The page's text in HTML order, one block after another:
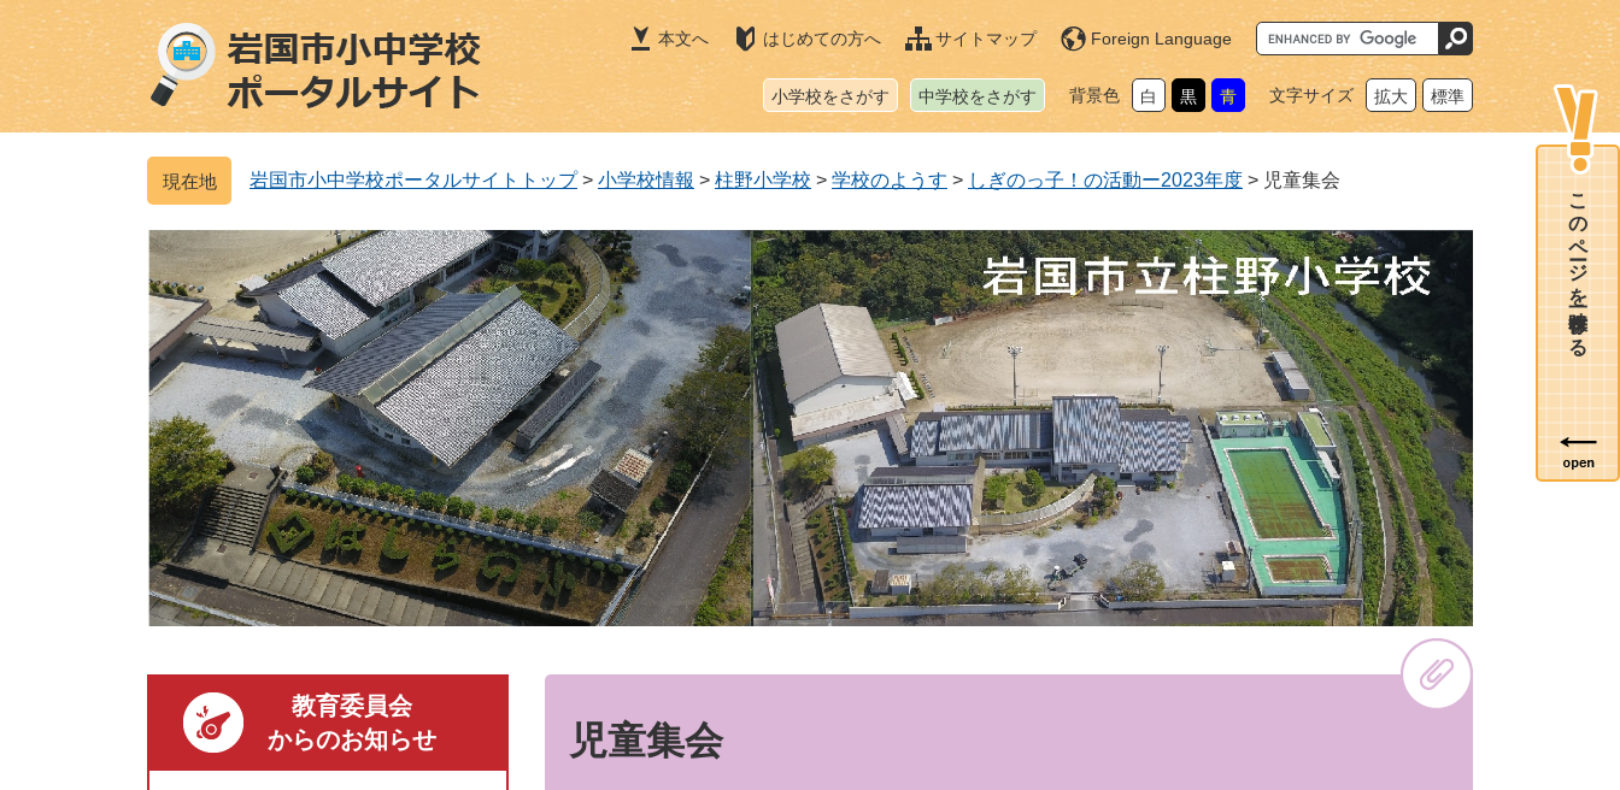
ジ
の
先
ュ
ー
を
本文へ はじめての方へ サイトマップ Foreign Language
G
o
o
カ
ム
小学校をさがす 中学校をさがす 背景色 白 黒 青 文字サイズ 拡大 標準
岩国市小中学校ポータルサイトトップ > 小学校情報 > 柱野小学校 > 学校のようす > しぎのっ子！の活動ー2023年度 > 児童集会
児童集会
教育委員会
からのお知らせ
このページを一時保存する